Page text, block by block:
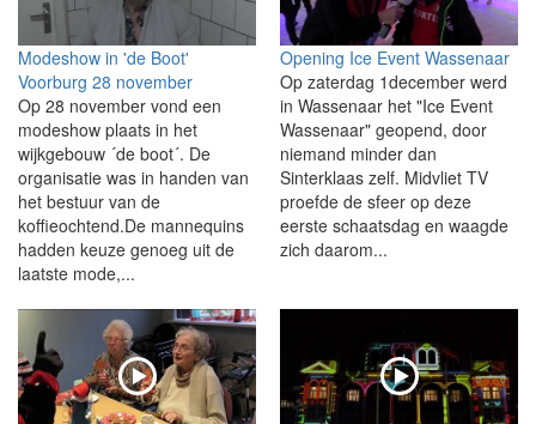
Modeshow in 'de Boot'
Voorburg 28 november
Op 28 november vond een
modeshow plaats in het
wijkgebouw ´de boot´. De
organisatie was in handen van
het bestuur van de
koffieochtend.De mannequins
hadden keuze genoeg uit de
laatste mode,...
Opening Ice Event Wassenaar
Op zaterdag 1december werd
in Wassenaar het "Ice Event
Wassenaar" geopend, door
niemand minder dan
Sinterklaas zelf. Midvliet TV
proefde de sfeer op deze
eerste schaatsdag en waagde
zich daarom...